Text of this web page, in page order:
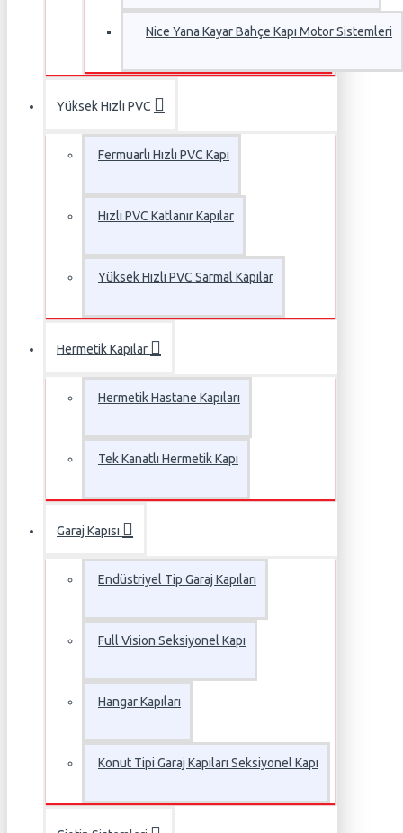
Nice Yana Kayar Bahçe Kapı Motor Sistemleri
Yüksek Hızlı PVC
Fermuarlı Hızlı PVC Kapı
Hızlı PVC Katlanır Kapılar
Yüksek Hızlı PVC Sarmal Kapılar
Hermetik Kapılar
Hermetik Hastane Kapıları
Tek Kanatlı Hermetik Kapı
Garaj Kapısı
Endüstriyel Tip Garaj Kapıları
Full Vision Seksiyonel Kapı
Hangar Kapıları
Konut Tipi Garaj Kapıları Seksiyonel Kapı